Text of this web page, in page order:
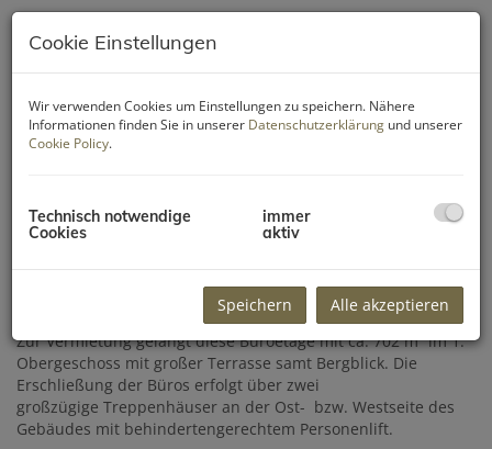
Zur Vermietung gelangt diese Büroetage mit ca. 702 m² im 1.
Obergeschoss mit großer Terrasse samt Bergblick. Die
Erschließung der Büros erfolgt über zwei
großzügige Treppenhäuser an der Ost- bzw. Westseite des
Gebäudes mit behindertengerechtem Personenlift.
Cookie Einstellungen
Wir verwenden Cookies um Einstellungen zu speichern. Nähere
Informationen finden Sie in unserer Datenschutzerklärung und unserer
Cookie Policy.
Technisch notwendige
Cookies
immer
aktiv
Speichern Alle akzeptieren